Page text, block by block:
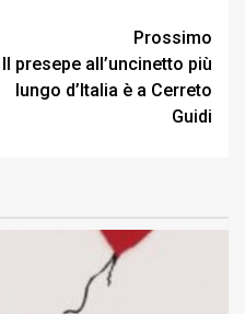
Prossimo
Il presepe all’uncinetto più
lungo d’Italia è a Cerreto
Guidi